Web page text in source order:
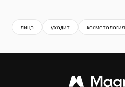
лицо уходит косметология